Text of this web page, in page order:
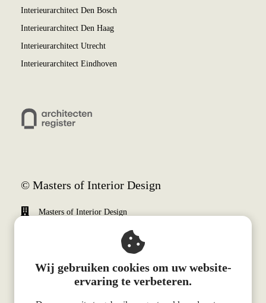
Interieurarchitect Den Bosch
Interieurarchitect Den Haag
Interieurarchitect Utrecht
Interieurarchitect Eindhoven
© Masters of Interior Design
Masters of Interior Design
+31 (0)10 340 0510
Wij gebruiken cookies om uw website-
ervaring te verbeteren.